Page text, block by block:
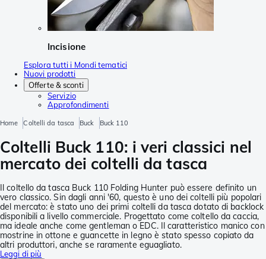
Incisione
Esplora tutti i Mondi tematici
Nuovi prodotti
Offerte & sconti
Servizio
Approfondimenti
Home Coltelli da tasca Buck Buck 110
Coltelli Buck 110: i veri classici nel
mercato dei coltelli da tasca
Il coltello da tasca Buck 110 Folding Hunter può essere definito un
vero classico. Sin dagli anni '60, questo è uno dei coltelli più popolari
del mercato: è stato uno dei primi coltelli da tasca dotato di backlock
disponibili a livello commerciale. Progettato come coltello da caccia,
ma ideale anche come gentleman o EDC. Il caratteristico manico con
mostrine in ottone e guancette in legno è stato spesso copiato da
altri produttori, anche se raramente eguagliato.
Leggi di più